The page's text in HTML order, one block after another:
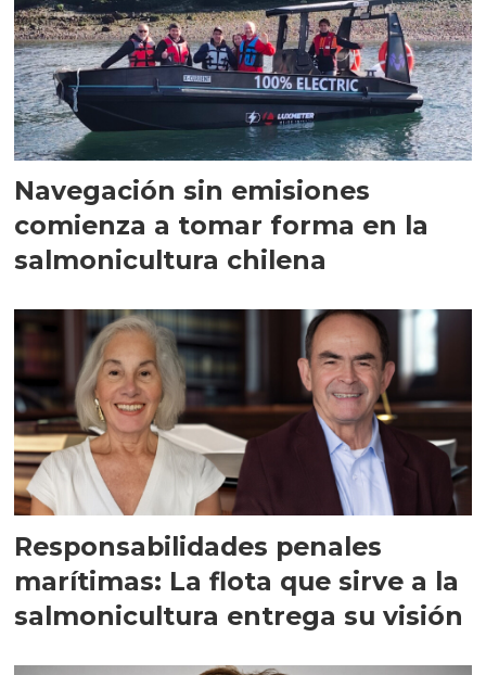
Navegación sin emisiones
comienza a tomar forma en la
salmonicultura chilena
Responsabilidades penales
marítimas: La flota que sirve a la
salmonicultura entrega su visión